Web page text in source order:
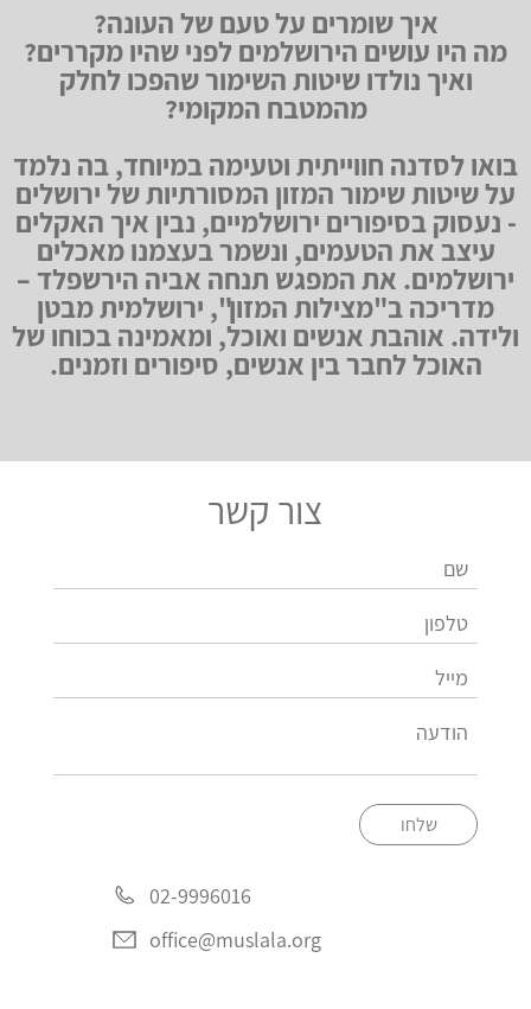
איך שומרים על טעם של העונה?
מה היו עושים הירושלמים לפני שהיו מקררים?
ואיך נולדו שיטות השימור שהפכו לחלק
מהמטבח המקומי?
בואו לסדנה חווייתית וטעימה במיוחד, בה נלמד
על שיטות שימור המזון המסורתיות של ירושלים
- נעסוק בסיפורים ירושלמיים, נבין איך האקלים
עיצב את הטעמים, ונשמר בעצמנו מאכלים
ירושלמים. את המפגש תנחה אביה הירשפלד –
מדריכה ב"מצילות המזון", ירושלמית מבטן
ולידה. אוהבת אנשים ואוכל, ומאמינה בכוחו של
האוכל לחבר בין אנשים, סיפורים וזמנים.
צור קשר
שלחו
02-9996016
office@muslala.org